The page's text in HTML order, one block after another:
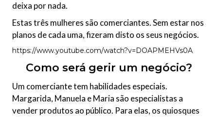
r
a
deixa por nada.
Estas três mulheres são comerciantes. Sem estar nos
planos de cada uma, fizeram disto os seus negócios.
https://www.youtube.com/watch?v=DOAPMEHVs0A
Como será gerir um negócio?
Um comerciante tem habilidades especiais.
Margarida, Manuela e Maria são especialistas a
vender produtos ao público. Para elas, os quiosques